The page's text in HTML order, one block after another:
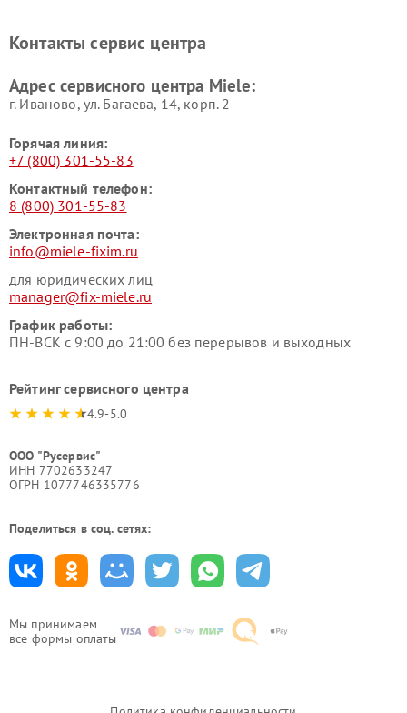
Мы принимаем
все формы оплаты
Miele
Miele
пылесосов Miele
Контакты сервис центра
Адрес сервисного центра Miele:
г. Иваново, ул. Багаева, 14, корп. 2
Горячая линия:
+7 (800) 301-55-83
Контактный телефон:
8 (800) 301-55-83
Электронная почта:
info@miele-fixim.ru
для юридических лиц
manager@fix-miele.ru
График работы:
ПН-ВСК с 9:00 до 21:00 без перерывов и выходных
Рейтинг сервисного центра
4.9-5.0
ООО "Русервис"
ИНН 7702633247
ОГРН 1077746335776
Поделиться в соц. сетях: